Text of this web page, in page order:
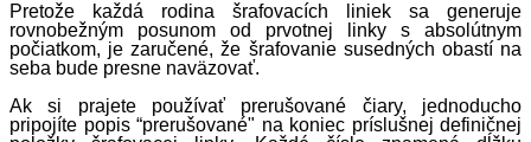
Pretože každá rodina šrafovacích liniek sa generuje
rovnobežným posunom od prvotnej linky s absolútnym
počiatkom, je zaručené, že šrafovanie susedných obastí na
seba bude presne naväzovať.
Ak si prajete používať prerušované čiary, jednoducho
pripojíte popis “prerušované" na koniec príslušnej definičnej